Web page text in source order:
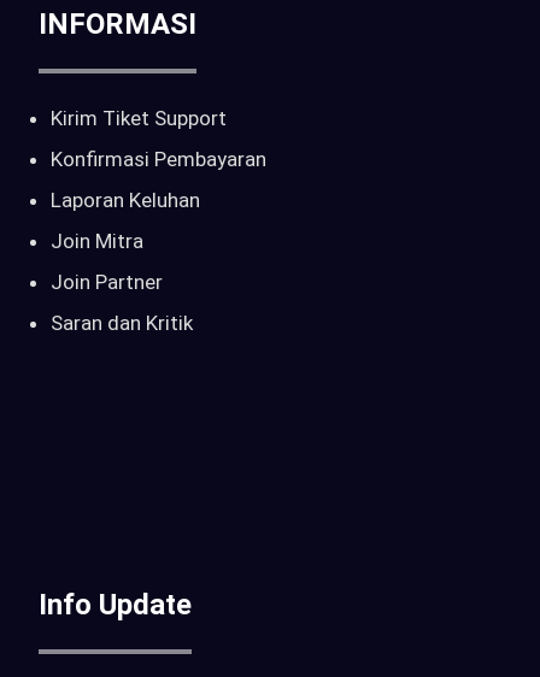
INFORMASI
Kirim Tiket Support
Konfirmasi Pembayaran
Laporan Keluhan
Join Mitra
Join Partner
Saran dan Kritik
Info Update